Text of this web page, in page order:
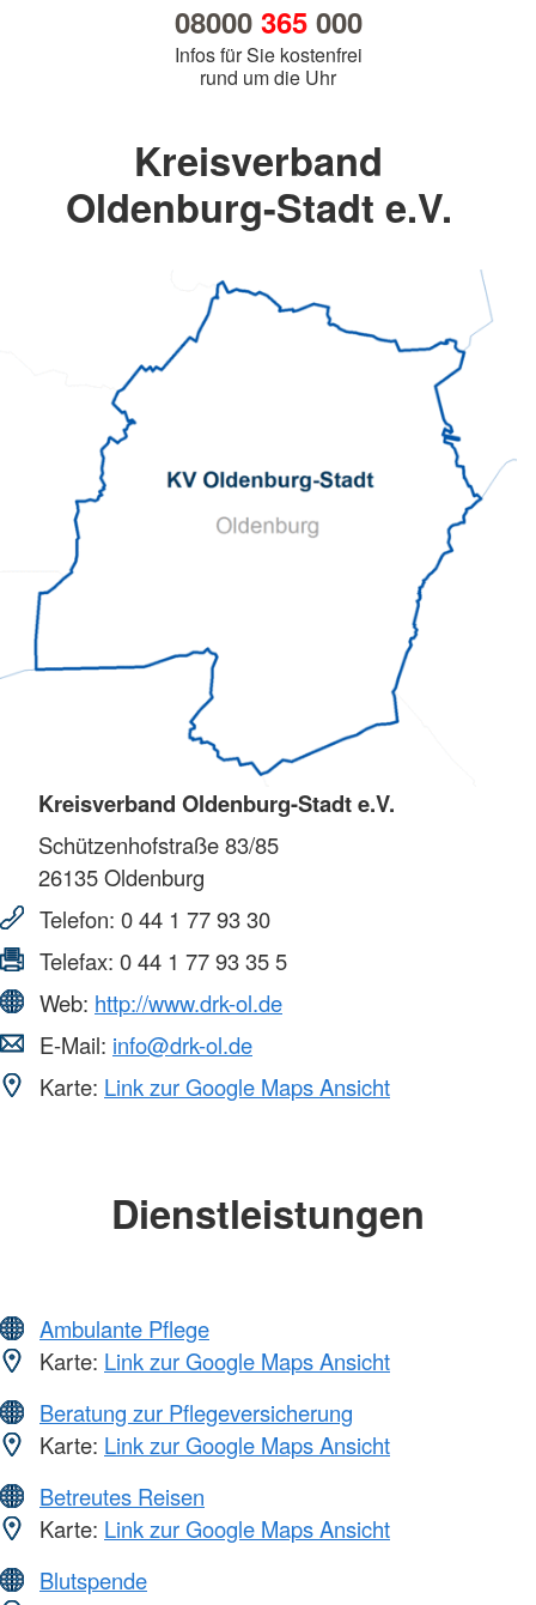
08000 365000
Infos für Sie kostenfrei
rund um die Uhr
Kreisverband
Oldenburg-Stadt e.V.
Kreisverband Oldenburg-Stadt e.V.
Schützenhofstraße 83/85
26135Oldenburg
Telefon: 0 44 1 77 93 30
Telefax: 0 44 1 77 93 35 5
Web: http://www.drk-ol.de
E-Mail: info@drk-ol.de
Karte: Link zur Google Maps Ansicht
Dienstleistungen
Ambulante Pflege
Karte: Link zur Google Maps Ansicht
Beratung zur Pflegeversicherung
Karte: Link zur Google Maps Ansicht
Betreutes Reisen
Karte: Link zur Google Maps Ansicht
Blutspende